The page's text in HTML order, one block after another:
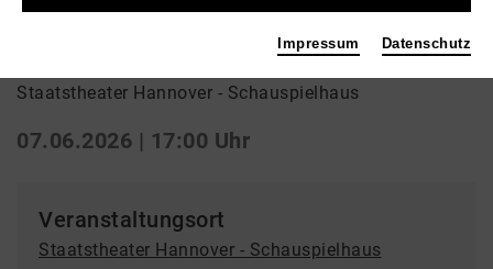
Staatstheater Hannover - Schauspielhaus
07.06.2026 | 17:00 Uhr
Veranstaltungsort
Staatstheater Hannover - Schauspielhaus
Impressum Datenschutz